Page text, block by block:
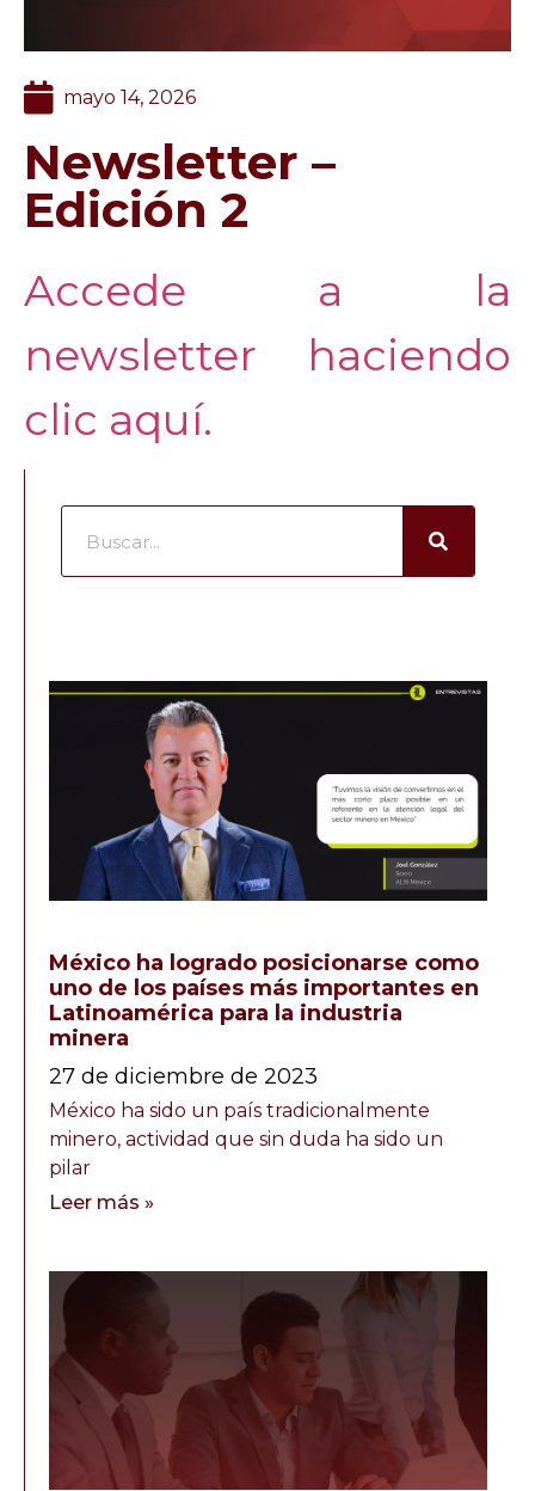
mayo 14, 2026
Newsletter –
Edición 2
Accede a la
newsletter haciendo
clic aquí.
México ha logrado posicionarse como
uno de los países más importantes en
Latinoamérica para la industria
minera
27 de diciembre de 2023
México ha sido un país tradicionalmente
minero, actividad que sin duda ha sido un
pilar
Leer más »